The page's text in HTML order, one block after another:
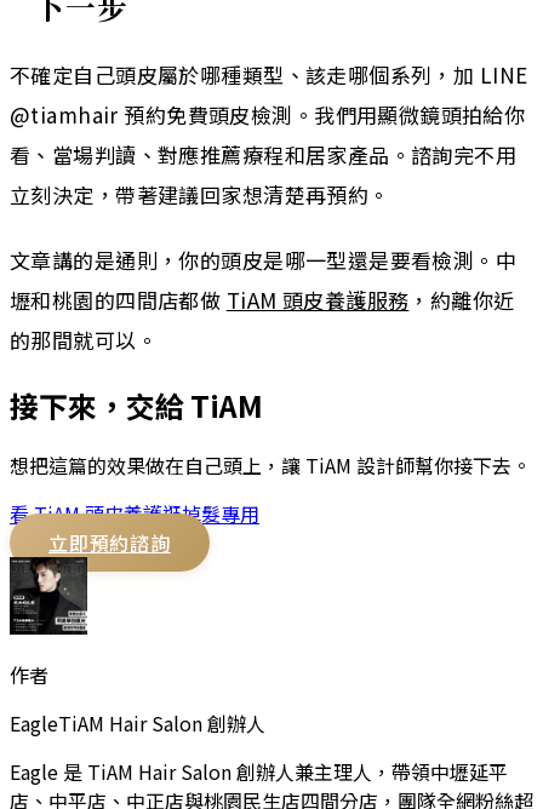
不確定自己頭皮屬於哪種類型、該走哪個系列，加 LINE
@tiamhair 預約免費頭皮檢測。我們用顯微鏡頭拍給你
看、當場判讀、對應推薦療程和居家產品。諮詢完不用
立刻決定，帶著建議回家想清楚再預約。
文章講的是通則，你的頭皮是哪一型還是要看檢測。中
壢和桃園的四間店都做 TiAM 頭皮養護服務 ，約離你近
的那間就可以。
接下來，交給 TiAM
想把這篇的效果做在自己頭上，讓 TiAM 設計師幫你接下去。
看 TiAM頭皮養護逛掉髮專用
立即預約諮詢
作者
EagleTiAM Hair Salon 創辦人
Eagle 是 TiAM Hair Salon 創辦人兼主理人，帶領中壢延平
店、中平店、中正店與桃園民生店四間分店，團隊全網粉絲超